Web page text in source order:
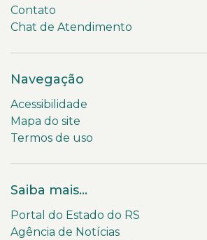
Contato
Chat de Atendimento
Navegação
Acessibilidade
Mapa do site
Termos de uso
Saiba mais...
Portal do Estado do RS
Agência de Notícias